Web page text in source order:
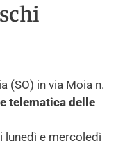
(SO) in via Moia n.
telematica delle
lunedì e mercoledì